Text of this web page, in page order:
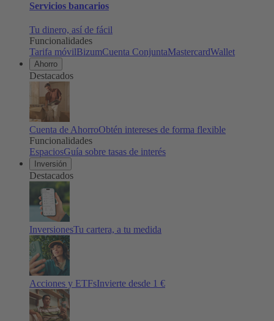
Servicios bancarios
Tu dinero, así de fácil
Funcionalidades
Tarifa móvilBizumCuenta ConjuntaMastercardWallet
Ahorro
Destacados
Cuenta de AhorroObtén intereses de forma flexible
Funcionalidades
EspaciosGuía sobre tasas de interés
Inversión
Destacados
InversionesTu cartera, a tu medida
Acciones y ETFsInvierte desde 1 €